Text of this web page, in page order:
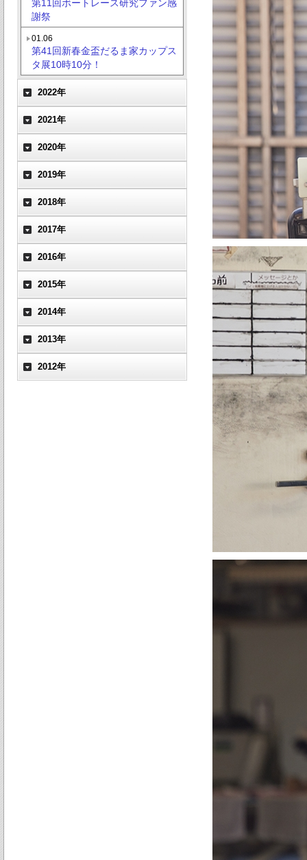
第11回ボートレース研究ファン感
謝祭
01.06
第41回新春金盃だるま家カップス
タ展10時10分！
2022年
2021年
2020年
2019年
2018年
2017年
2016年
2015年
2014年
2013年
2012年